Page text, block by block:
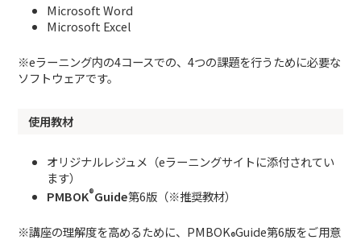
Microsoft Word
Microsoft Excel
※eラーニング内の4コースでの、4つの課題を行うために必要な
ソフトウェアです。
使用教材
オリジナルレジュメ（eラーニングサイトに添付されてい
ます）
PMBOK®Guide第6版（※推奨教材）
※講座の理解度を高めるために、PMBOK®Guide第6版をご用意